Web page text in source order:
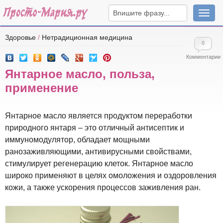
Здоровье / Нетрадиционная медицина
0
Комментарии
Янтарное масло, польза,
применение
Янтарное масло является продуктом переработки
природного янтаря – это отличный антисептик и
иммуномодулятор, обладает мощными
ранозаживляющими, антивирусными свойствами,
стимулирует регенерацию клеток. Янтарное масло
широко применяют в целях омоложения и оздоровления
кожи, а также ускорения процессов заживления ран.